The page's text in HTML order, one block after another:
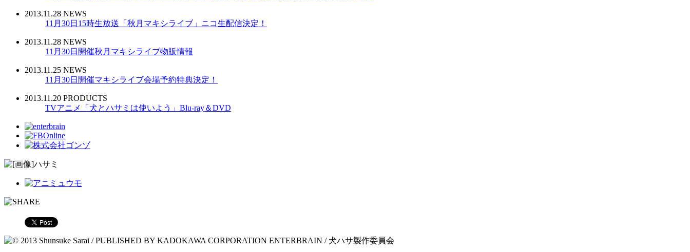
2013.11.28 NEWS
11月30日15時生放送「秋月マキシライブ」ニコ生配信決定！
2013.11.28 NEWS
11月30日開催秋月マキシライブ物販情報
2013.11.25 NEWS
11月30日開催マキシライブ会場予約特典決定！
2013.11.20 PRODUCTS
TVアニメ「犬とハサミは使いよう」Blu-ray＆DVD